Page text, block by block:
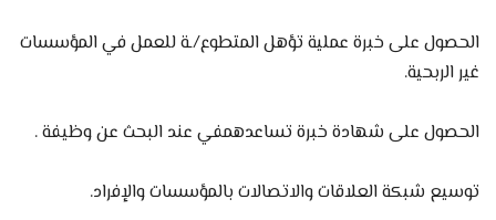
الحصول على خبرة عملية تؤهل المتطوع/ـة للعمل في المؤسسات
غير الربحية.
الحصول على شهادة خبرة تساعدهمفي عند البحث عن وظيفة .
توسيع شبكة العلاقات والاتصالات بالمؤسسات والإفراد.